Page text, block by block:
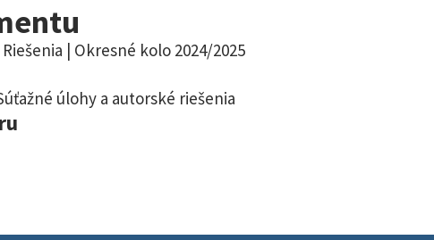
| Okresné kolo 2024/2025
úlohy a autorské riešenia